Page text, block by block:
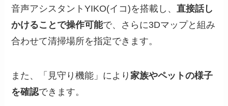
音声アシスタントYIKO(イコ)を搭載し、直接話し
かけることで操作可能で、さらに3Dマップと組み
合わせて清掃場所を指定できます。
また、「見守り機能」により家族やペットの様子
を確認できます。